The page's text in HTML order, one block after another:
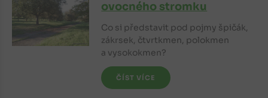
ovocného stromku
Co si představit pod pojmy špičák,
zákrsek, čtvrtkmen, polokmen
a vysokokmen?
ČÍST VÍCE